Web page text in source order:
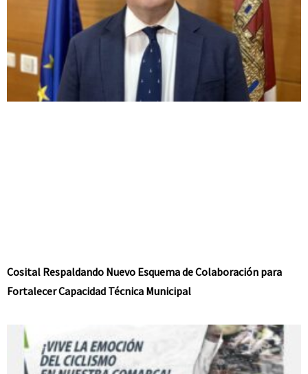
Cosital Respaldando Nuevo Esquema de Colaboración para
Fortalecer Capacidad Técnica Municipal